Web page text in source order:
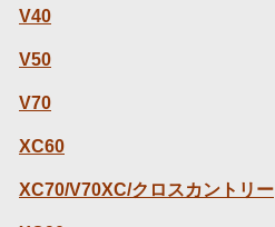
V40
V50
V70
XC60
XC70/V70XC/クロスカントリー